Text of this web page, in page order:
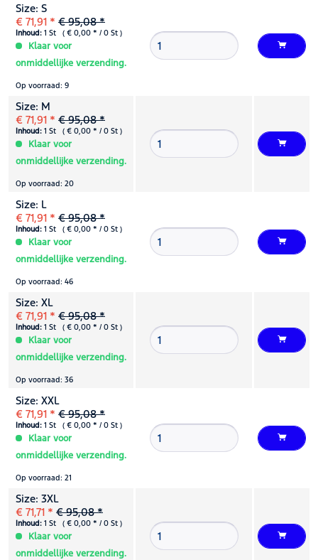
Size: S
€ 71,91 * € 95,08 *
Inhoud: 1 St ( € 0,00 * / 0 St )
Klaar voor
onmiddellijke verzending.
Op voorraad: 9
Size: M
€ 71,91 * € 95,08 *
Inhoud: 1 St ( € 0,00 * / 0 St )
Klaar voor
onmiddellijke verzending.
Op voorraad: 20
Size: L
€ 71,91 * € 95,08 *
Inhoud: 1 St ( € 0,00 * / 0 St )
Klaar voor
onmiddellijke verzending.
Op voorraad: 46
Size: XL
€ 71,91 * € 95,08 *
Inhoud: 1 St ( € 0,00 * / 0 St )
Klaar voor
onmiddellijke verzending.
Op voorraad: 36
Size: XXL
€ 71,91 * € 95,08 *
Inhoud: 1 St ( € 0,00 * / 0 St )
Klaar voor
onmiddellijke verzending.
Op voorraad: 21
Size: 3XL
€ 71,71 * € 95,08 *
Inhoud: 1 St ( € 0,00 * / 0 St )
Klaar voor
onmiddellijke verzending.